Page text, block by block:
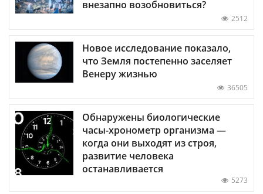
внезапно возобновиться?
2512
Новое исследование показало,
что Земля постепенно заселяет
Венеру жизнью
36505
Обнаружены биологические
часы-хронометр организма —
когда они выходят из строя,
развитие человека
останавливается
5273